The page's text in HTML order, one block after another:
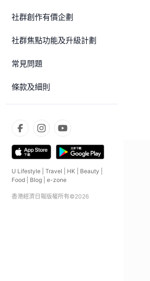
社群創作有價企劃
社群焦點功能及升級計劃
常見問題
條款及細則
U Lifestyle Travel HK Beauty
Food
Blog e-zone
香港經濟日報版權所有©2026